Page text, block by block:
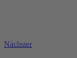
Nächster